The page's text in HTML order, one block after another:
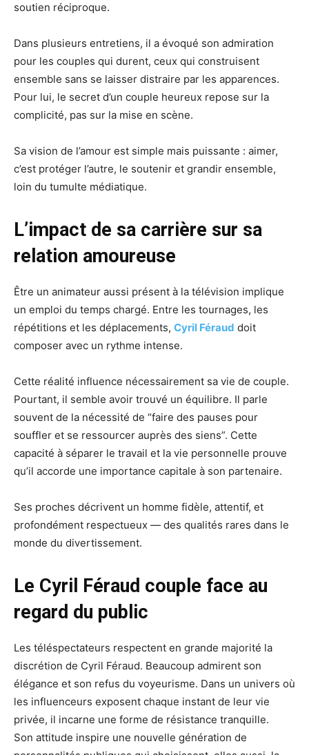
soutien réciproque.
Dans plusieurs entretiens, il a évoqué son admiration
pour les couples qui durent, ceux qui construisent
ensemble sans se laisser distraire par les apparences.
Pour lui, le secret d’un couple heureux repose sur la
complicité, pas sur la mise en scène.
Sa vision de l’amour est simple mais puissante : aimer,
c’est protéger l’autre, le soutenir et grandir ensemble,
loin du tumulte médiatique.
L’impact de sa carrière sur sa
relation amoureuse
Être un animateur aussi présent à la télévision implique
un emploi du temps chargé. Entre les tournages, les
répétitions et les déplacements, Cyril Féraud doit
composer avec un rythme intense.
Cette réalité influence nécessairement sa vie de couple.
Pourtant, il semble avoir trouvé un équilibre. Il parle
souvent de la nécessité de “faire des pauses pour
souffler et se ressourcer auprès des siens”. Cette
capacité à séparer le travail et la vie personnelle prouve
qu’il accorde une importance capitale à son partenaire.
Ses proches décrivent un homme fidèle, attentif, et
profondément respectueux — des qualités rares dans le
monde du divertissement.
Le Cyril Féraud couple face au
regard du public
Les téléspectateurs respectent en grande majorité la
discrétion de Cyril Féraud. Beaucoup admirent son
élégance et son refus du voyeurisme. Dans un univers où
les influenceurs exposent chaque instant de leur vie
privée, il incarne une forme de résistance tranquille.
Son attitude inspire une nouvelle génération de